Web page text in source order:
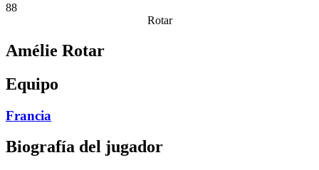
88
Rotar
Amélie Rotar
Equipo
Francia
Biografía del jugador